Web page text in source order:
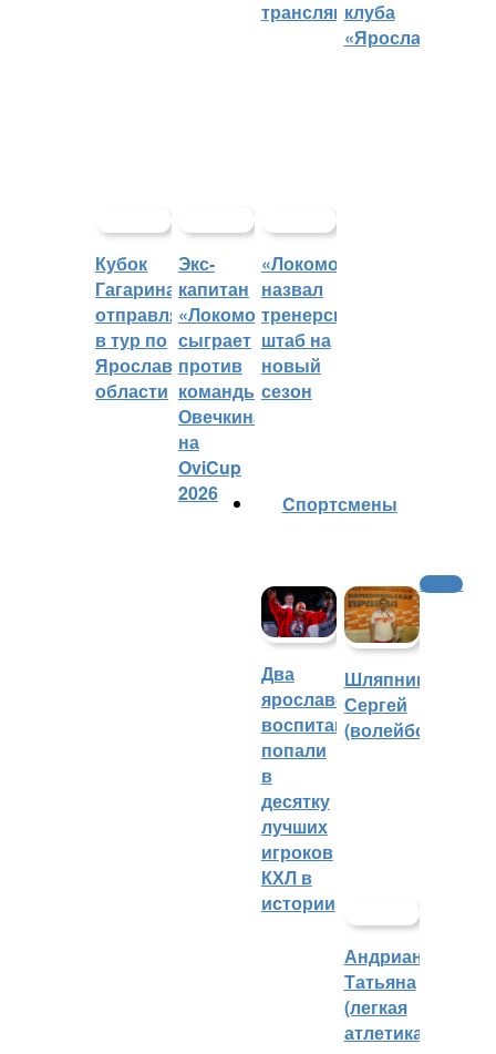
трансляцийклуба
«Ярославич»
Кубок
Гагарина
отправляется
в тур по
Ярославской
области
Экс-
капитан
«Локомотива»
сыграет
против
команды
Овечкина
на
OviCup
2026
«Локомотив»
назвал
тренерский
штаб на
новый
сезон
Cпортсмены
Два
ярославских
воспитанника
попали
в
десятку
лучших
игроков
КХЛ в
истории
Шляпников
Сергей
(волейбол)
Андрианова
Татьяна
(легкая
атлетика)
Хоккей